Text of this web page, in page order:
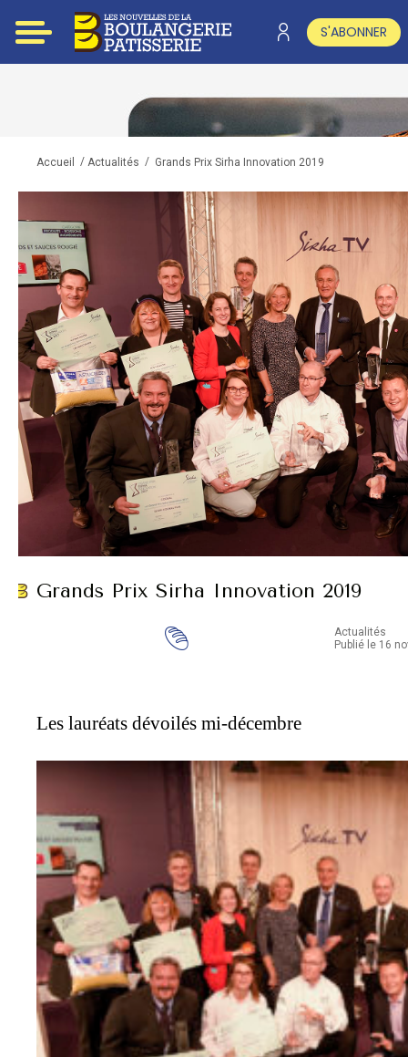
S'ABONNER
Accueil / Actualités / Grands Prix Sirha Innovation 2019
Grands Prix Sirha Innovation 2019
Actualités
Publié le 16
Les lauréats dévoilés mi-décembre